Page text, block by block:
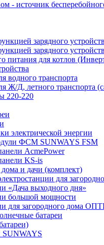
- источник
зарядного
зарядного
питания для котлов
водного транспорта
Ж/Д, летного транспорта
220-220
электрической энергии
ФСМ SUNWAYS FSM
AcmePower
KS-is
и дачи (комплект)
для
«Дача выходного дня»
большой мощности
для загородного дома
батареи
SUNWAYS